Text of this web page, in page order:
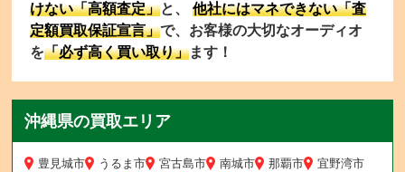
けない「高額査定」と、
他社にはマネできない「査
定額買取保証宣言」で、お客様の大切なオーディオ
を「必ず高く買い取り」ます！
沖縄県の買取エリア
豊見城市 うるま市 宮古島市 南城市 那覇市
宜野湾市